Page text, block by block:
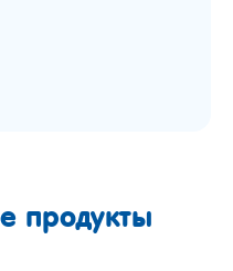
продукты